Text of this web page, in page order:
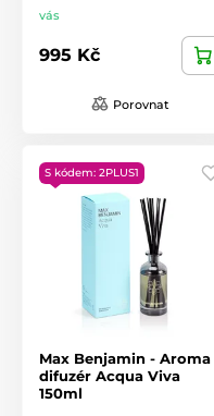
vás
995 Kč
Porovnat
S kódem: 2PLUS1
Max Benjamin - Aroma
difuzér Acqua Viva
150ml